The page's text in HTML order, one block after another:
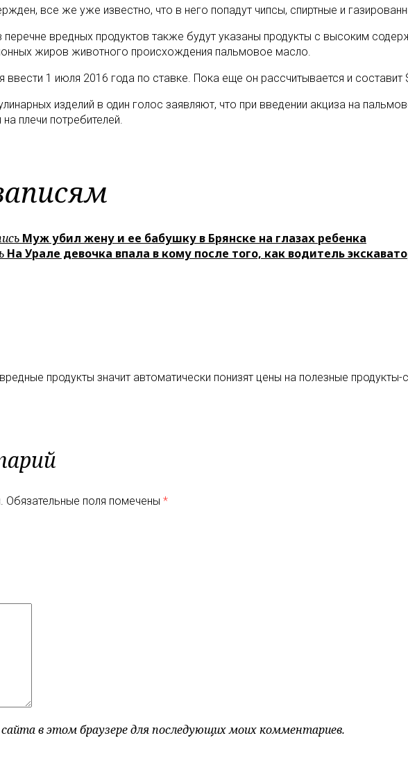
все же уже известно, что в него попадут чипсы, спиртные и
вредных продуктов также будут указаны продукты с высоким
жиров животного происхождения пальмовое масло.
1 июля 2016 года по ставке. Пока еще он рассчитывается и составит
изделий в один голос заявляют, что при введении акциза на
плечи потребителей.
Муж убил жену и ее бабушку в Брянске на глазах ребенка
На Урале девочка впала в кому после того, как водитель
продукты значит автоматически понизят цены на полезные
Обязательные поля помечены *
в этом браузере для последующих моих комментариев.